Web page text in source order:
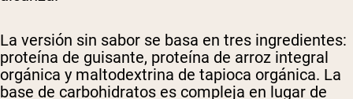
La versión sin sabor se basa en tres ingredientes:
proteína de guisante, proteína de arroz integral
orgánica y maltodextrina de tapioca orgánica. La
base de carbohidratos es compleja en lugar de